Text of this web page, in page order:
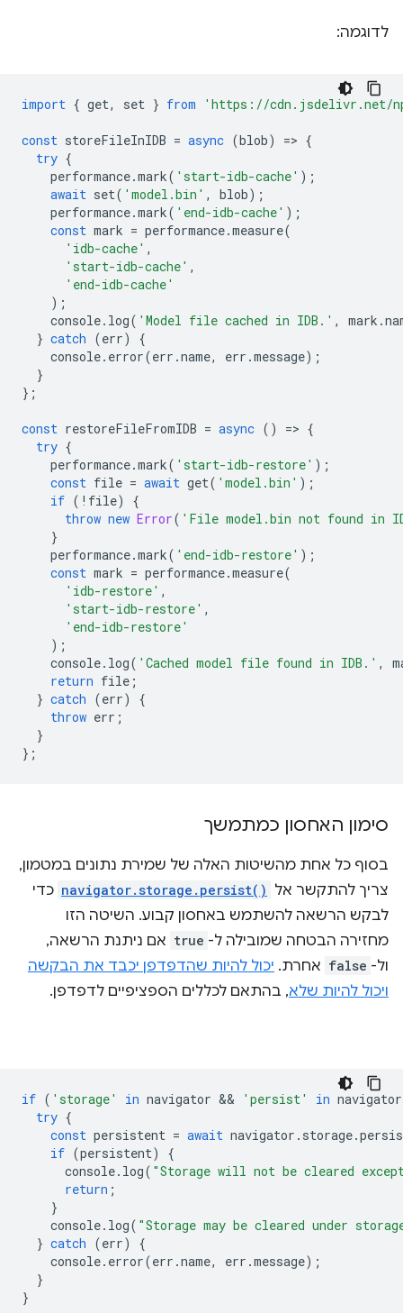
לדוגמה:
import { get, set } from 'https://cdn.jsdelivr.net/
const storeFileInIDB = async (blob) => {
try {
performance.mark( 'start-idb-cache' );
await set( 'model.bin' , blob);
performance.mark( 'end-idb-cache' );
const mark = performance.measure(
'idb-cache' ,
'start-idb-cache' ,
'end-idb-cache'
);
console. log( 'Model file cached in IDB.' , mark .
} catch (err)
{
console. error(err .name, err .message);
}
};
const restoreFileFromIDB = async () => {
try {
performance.mark( 'start-idb-restore' );
const file = await get( 'model.bin' );
if ( ! file)
{
throw new Error( 'File model.bin not found in
}
performance.mark( 'end-idb-restore' );
const mark = performance.measure(
'idb-restore' ,
'start-idb-restore' ,
'end-idb-restore'
);
console. log( 'Cached model file found in IDB.' ,
return file ;
} catch (err)
{
throw err ;
}
};
סימון האחסון כמתמשך
בסוף כל אחת מהשיטות האלה של שמירת נתונים במטמון,
צריך להתקשר אל navigator.storage.persist() כדי
לבקש הרשאה להשתמש באחסון קבוע. השיטה הזו
מחזירה הבטחה שמובילה ל- true אם ניתנת הרשאה,
ול- false אחרת. יכול להיות שהדפדפן יכבד את הבקשה
ויכול להיות שלא, בהתאם לכללים הספציפיים לדפדפן.
if ( 'storage' in navigator && 'persist' in navigator
try {
const persistent = await navigator . storage.
if (persistent)
{
console. log( "Storage will not be cleared
return ;
}
console. log( "Storage may be cleared under
} catch (err)
{
console. error(err .name, err .message);
}
}